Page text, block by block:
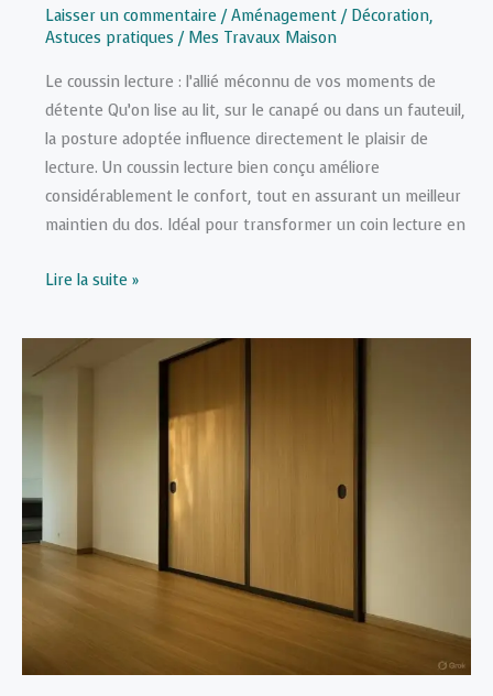
Laisser un commentaire /Aménagement / Décoration,
Astuces pratiques / Mes Travaux Maison
Le coussin lecture : l’allié méconnu de vos moments de
détente Qu’on lise au lit, sur le canapé ou dans un fauteuil,
la posture adoptée influence directement le plaisir de
lecture. Un coussin lecture bien conçu améliore
considérablement le confort, tout en assurant un meilleur
maintien du dos. Idéal pour transformer un coin lecture en
Coussin
:
maison
Lire la suite »